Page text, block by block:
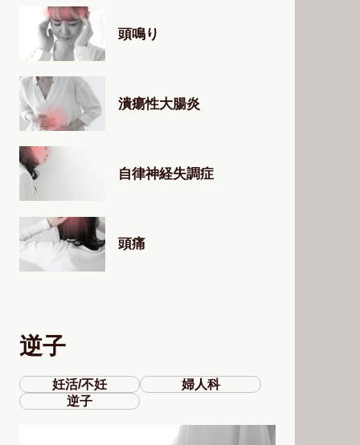
頭鳴り
潰瘍性大腸炎
自律神経失調症
頭痛
逆子
妊活/不妊
婦人科
逆子